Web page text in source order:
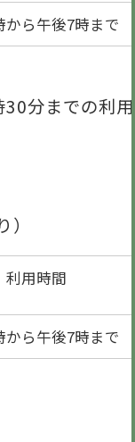
から午後7時まで
分までの利用
利用時間
から午後7時まで